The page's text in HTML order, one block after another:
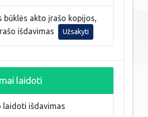
būklės akto įrašo kopijos,
išdavimas
Užsakyti
laidoti
laidoti išdavimas